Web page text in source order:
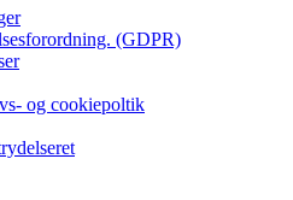
(GDPR)
og cookiepoltik